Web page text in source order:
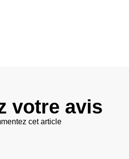
votre avis
cet article